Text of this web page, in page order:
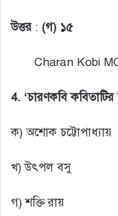
উত্তর : (গ) ১৫
Charan Kobi
4. ‘চারণকবি
ক) অশোক চট্টোপাধ্যায়
খ) উৎপল বসু
গ) শক্তি রায়